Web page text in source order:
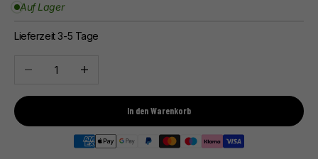
Auf Lager
Lieferzeit 3-5 Tage
Anzahl verringernAnzahl erhöhen
In den Warenkorb